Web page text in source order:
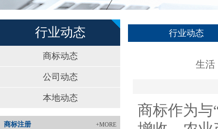
行业动态
商标动态
公司动态
本地动态
+MORE
商标注册
行业动态
生活
商标作为与